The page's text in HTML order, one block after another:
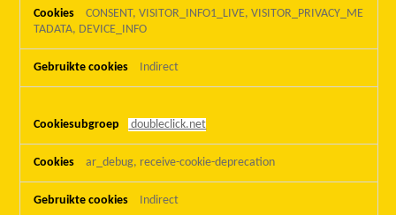
CONSENT, VISITOR_INFO1_LIVE, VISITOR_PRIVACY_ME
TADATA, DEVICE_INFO
Indirect
doubleclick.net
ar_debug, receive-cookie-deprecation
Indirect